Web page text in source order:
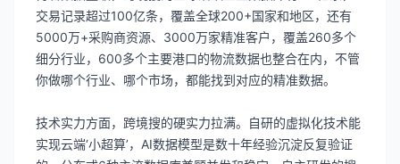
交易记录超过100亿条，覆盖全球200+国家和地区，还有
5000万+采购商资源、3000万家精准客户，覆盖260多个
细分行业，600多个主要港口的物流数据也整合在内，不管
你做哪个行业、哪个市场，都能找到对应的精准数据。
技术实力方面，跨境搜的硬实力拉满。自研的虚拟化技术能
实现云端‘小超算’，AI数据模型是数十年经验沉淀反复验证